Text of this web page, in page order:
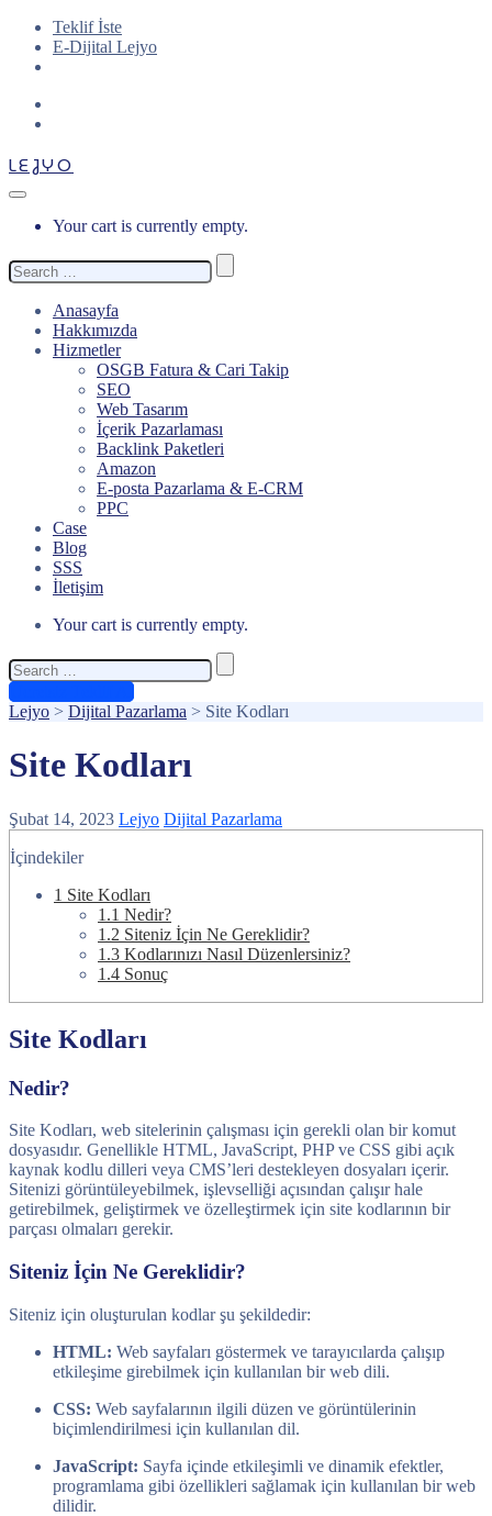
Teklif İste
E-Dijital Lejyo
LEJYO
Your cart is currently empty.
Search
for:
Anasayfa
Hakkımızda
Hizmetler
OSGB Fatura & Cari Takip
SEO
Web Tasarım
İçerik Pazarlaması
Backlink Paketleri
Amazon
E-posta Pazarlama & E-CRM
PPC
Case
Blog
SSS
İletişim
Your cart is currently empty.
Search
for:
Lejyo > Dijital Pazarlama > Site Kodları
Site Kodları
Şubat 14, 2023 Lejyo Dijital Pazarlama
İçindekiler
1 Site Kodları
1.1 Nedir?
1.2 Siteniz İçin Ne Gereklidir?
1.3 Kodlarınızı Nasıl Düzenlersiniz?
1.4 Sonuç
Site Kodları
Nedir?
Site Kodları, web sitelerinin çalışması için gerekli olan bir komut
dosyasıdır. Genellikle HTML, JavaScript, PHP ve CSS gibi açık
kaynak kodlu dilleri veya CMS’leri destekleyen dosyaları içerir.
Sitenizi görüntüleyebilmek, işlevselliği açısından çalışır hale
getirebilmek, geliştirmek ve özelleştirmek için site kodlarının bir
parçası olmaları gerekir.
Siteniz İçin Ne Gereklidir?
Siteniz için oluşturulan kodlar şu şekildedir:
HTML: Web sayfaları göstermek ve tarayıcılarda çalışıp
etkileşime girebilmek için kullanılan bir web dili.
CSS: Web sayfalarının ilgili düzen ve görüntülerinin
biçimlendirilmesi için kullanılan dil.
JavaScript: Sayfa içinde etkileşimli ve dinamik efektler,
programlama gibi özellikleri sağlamak için kullanılan bir web
dilidir.